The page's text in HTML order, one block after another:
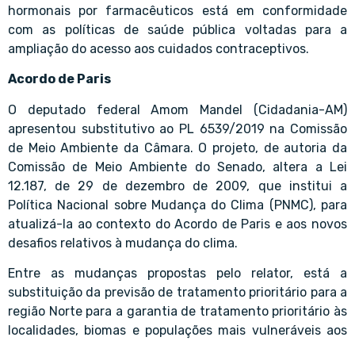
hormonais por farmacêuticos está em conformidade
com as políticas de saúde pública voltadas para a
ampliação do acesso aos cuidados contraceptivos.
Acordo de Paris
O deputado federal Amom Mandel (Cidadania-AM)
apresentou substitutivo ao PL 6539/2019 na Comissão
de Meio Ambiente da Câmara. O projeto, de autoria da
Comissão de Meio Ambiente do Senado, altera a Lei
12.187, de 29 de dezembro de 2009, que institui a
Política Nacional sobre Mudança do Clima (PNMC), para
atualizá-la ao contexto do Acordo de Paris e aos novos
desafios relativos à mudança do clima.
Entre as mudanças propostas pelo relator, está a
substituição da previsão de tratamento prioritário para a
região Norte para a garantia de tratamento prioritário às
localidades, biomas e populações mais vulneráveis aos